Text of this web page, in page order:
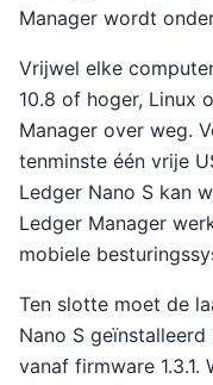
Manager wordt
Vrijwel elke
10.8 of hoger, Linux
Manager over weg.
tenminste één vrije
Ledger Nano S kan
Ledger Manager
mobiele
Ten slotte moet de
Nano S
vanaf firmware 1.3.1.